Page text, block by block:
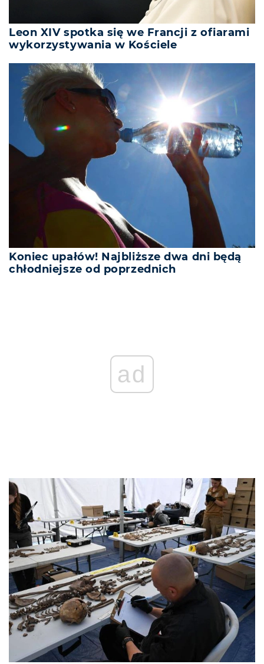
Leon XIV spotka się we Francji z ofiarami
wykorzystywania w Kościele
Koniec upałów! Najbliższe dwa dni będą
chłodniejsze od poprzednich
ad